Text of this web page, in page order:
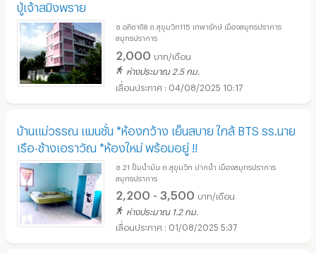
ปู่เจ้าสมิงพราย
ซ.อภิชาติ8 ถ.สุขุมวิท115 เทพารักษ์ เมืองสมุทรปราการ
สมุทรปราการ
2,000 บาท/เดือน
ห่างประมาณ 2.5 กม.
04/08/2025 10:17
บ้านแม่วรรณ แมนชั่น *ห้องกว้าง เย็นสบาย ใกล้ BTS รร.นาย
เรือ-ช้างเอราวัณ *ห้องใหม่ พร้อมอยู่ !!
ซ.21 ปั้มน้ำมัน ถ.สุขุมวิท ปากน้ำ เมืองสมุทรปราการ
สมุทรปราการ
2,200 - 3,500 บาท/เดือน
ห่างประมาณ 1.2 กม.
01/08/2025 5:37